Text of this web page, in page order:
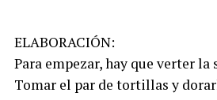
ELABORACIÓN:
Para empezar, hay que verter
Tomar el par de tortillas y